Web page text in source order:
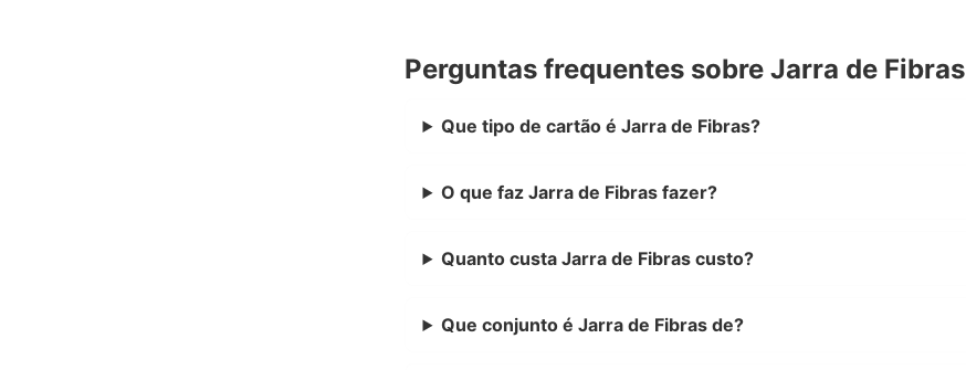
Perguntas frequentes sobre Jarra de Fibras
Que tipo de cartão é Jarra de Fibras?
O que faz Jarra de Fibras fazer?
Quanto custa Jarra de Fibras custo?
Que conjunto é Jarra de Fibras de?